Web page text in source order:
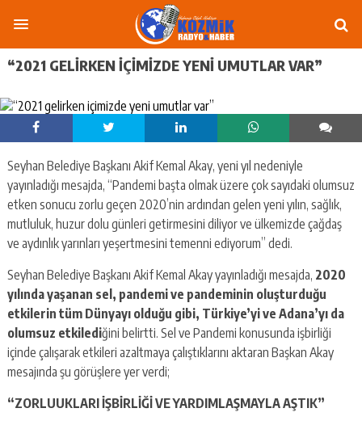
“2021 GELIRKEN IÇIMIZDE YENI UMUTLAR VAR”
Seyhan Belediye Başkanı Akif Kemal Akay, yeni yıl nedeniyle
yayınladığı mesajda, “Pandemi başta olmak üzere çok sayıdaki olumsuz
etken sonucu zorlu geçen 2020’nin ardından gelen yeni yılın, sağlık,
mutluluk, huzur dolu günleri getirmesini diliyor ve ülkemizde çağdaş
ve aydınlık yarınları yeşertmesini temenni ediyorum” dedi.
Seyhan Belediye Başkanı Akif Kemal Akay yayınladığı mesajda, 2020
yılında yaşanan sel, pandemi ve pandeminin oluşturduğu
etkilerin tüm Dünyayı olduğu gibi, Türkiye’yi ve Adana’yı da
olumsuz etkilediğini belirtti. Sel ve Pandemi konusunda işbirliği
içinde çalışarak etkileri azaltmaya çalıştıklarını aktaran Başkan Akay
mesajında şu görüşlere yer verdi;
“ZORLUUKLARI İŞBİRLİĞİ VE YARDIMLAŞMAYLA AŞTIK”